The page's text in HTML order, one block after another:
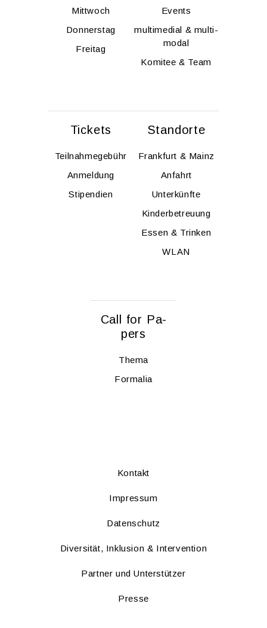
Mitt­woch
Don­ners­tag
Frei­tag
Events
mul­ti­me­di­al & mul­ti­
modal
Ko­mi­tee & Team
Ti­ckets
Teil­nah­me­ge­bühr
An­mel­dung
Sti­pen­di­en
Stand­or­te
Frank­furt & Mainz
An­fahrt
Un­ter­künf­te
Kin­der­be­treu­ung
Essen & Trin­ken
WLAN
Call for Pa­
pers
Thema
For­ma­lia
Kon­takt
Im­pres­sum
Da­ten­schutz
Di­ver­si­tät, In­klu­si­on & In­ter­ven­ti­on
Part­ner und Un­ter­stüt­zer
Pres­se